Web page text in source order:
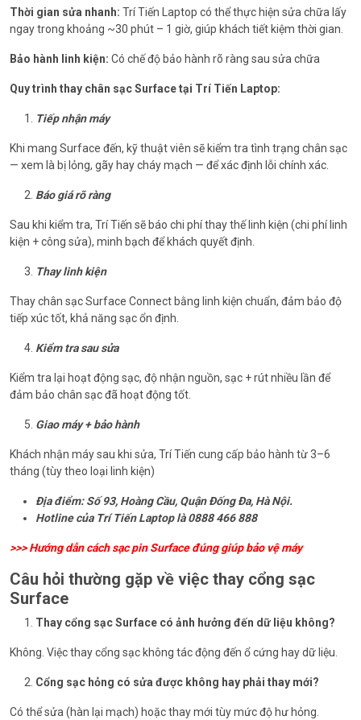
Thời gian sửa nhanh: Trí Tiến Laptop có thể thực hiện sửa chữa lấy
ngay trong khoảng ~30 phút – 1 giờ, giúp khách tiết kiệm thời gian.
Bảo hành linh kiện: Có chế độ bảo hành rõ ràng sau sửa chữa
Quy trình thay chân sạc Surface tại Trí Tiến Laptop:
Tiếp nhận máy
Khi mang Surface đến, kỹ thuật viên sẽ kiểm tra tình trạng chân sạc
— xem là bị lỏng, gãy hay cháy mạch — để xác định lỗi chính xác.
Báo giá rõ ràng
Sau khi kiểm tra, Trí Tiến sẽ báo chi phí thay thế linh kiện (chi phí linh
kiện + công sửa), minh bạch để khách quyết định.
Thay linh kiện
Thay chân sạc Surface Connect bằng linh kiện chuẩn, đảm bảo độ
tiếp xúc tốt, khả năng sạc ổn định.
Kiểm tra sau sửa
Kiểm tra lại hoạt động sạc, độ nhận nguồn, sạc + rút nhiều lần để
đảm bảo chân sạc đã hoạt động tốt.
Giao máy + bảo hành
Khách nhận máy sau khi sửa, Trí Tiến cung cấp bảo hành từ 3–6
tháng (tùy theo loại linh kiện)
Địa điểm: Số 93, Hoàng Cầu, Quận Đống Đa, Hà Nội.
Hotline của Trí Tiến Laptop là 0888 466 888
>>>Hướng dẫn cách sạc pin Surface đúng giúp bảo vệ máy
Câu hỏi thường gặp về việc thay cổng sạc
Surface
Thay cổng sạc Surface có ảnh hưởng đến dữ liệu không?
Không. Việc thay cổng sạc không tác động đến ổ cứng hay dữ liệu.
Cổng sạc hỏng có sửa được không hay phải thay mới?
Có thể sửa (hàn lại mạch) hoặc thay mới tùy mức độ hư hỏng.